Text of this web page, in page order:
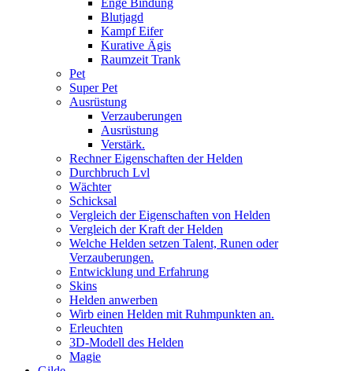
Enge Bindung
Blutjagd
Kampf Eifer
Kurative Ägis
Raumzeit Trank
Pet
Super Pet
Ausrüstung
Verzauberungen
Ausrüstung
Verstärk.
Rechner Eigenschaften der Helden
Durchbruch Lvl
Wächter
Schicksal
Vergleich der Eigenschaften von Helden
Vergleich der Kraft der Helden
Welche Helden setzen Talent, Runen oder
Verzauberungen.
Entwicklung und Erfahrung
Skins
Helden anwerben
Wirb einen Helden mit Ruhmpunkten an.
Erleuchten
3D-Modell des Helden
Magie